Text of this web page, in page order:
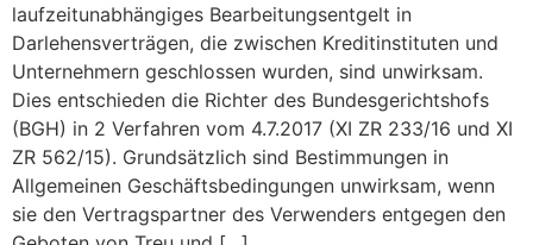
laufzeitunabhängiges Bearbeitungsentgelt in
Darlehensverträgen, die zwischen Kreditinstituten und
Unternehmern geschlossen wurden, sind unwirksam.
Dies entschieden die Richter des Bundesgerichtshofs
(BGH) in 2 Verfahren vom 4.7.2017 (XI ZR 233/16 und XI
ZR 562/15). Grundsätzlich sind Bestimmungen in
Allgemeinen Geschäftsbedingungen unwirksam, wenn
sie den Vertragspartner des Verwenders entgegen den